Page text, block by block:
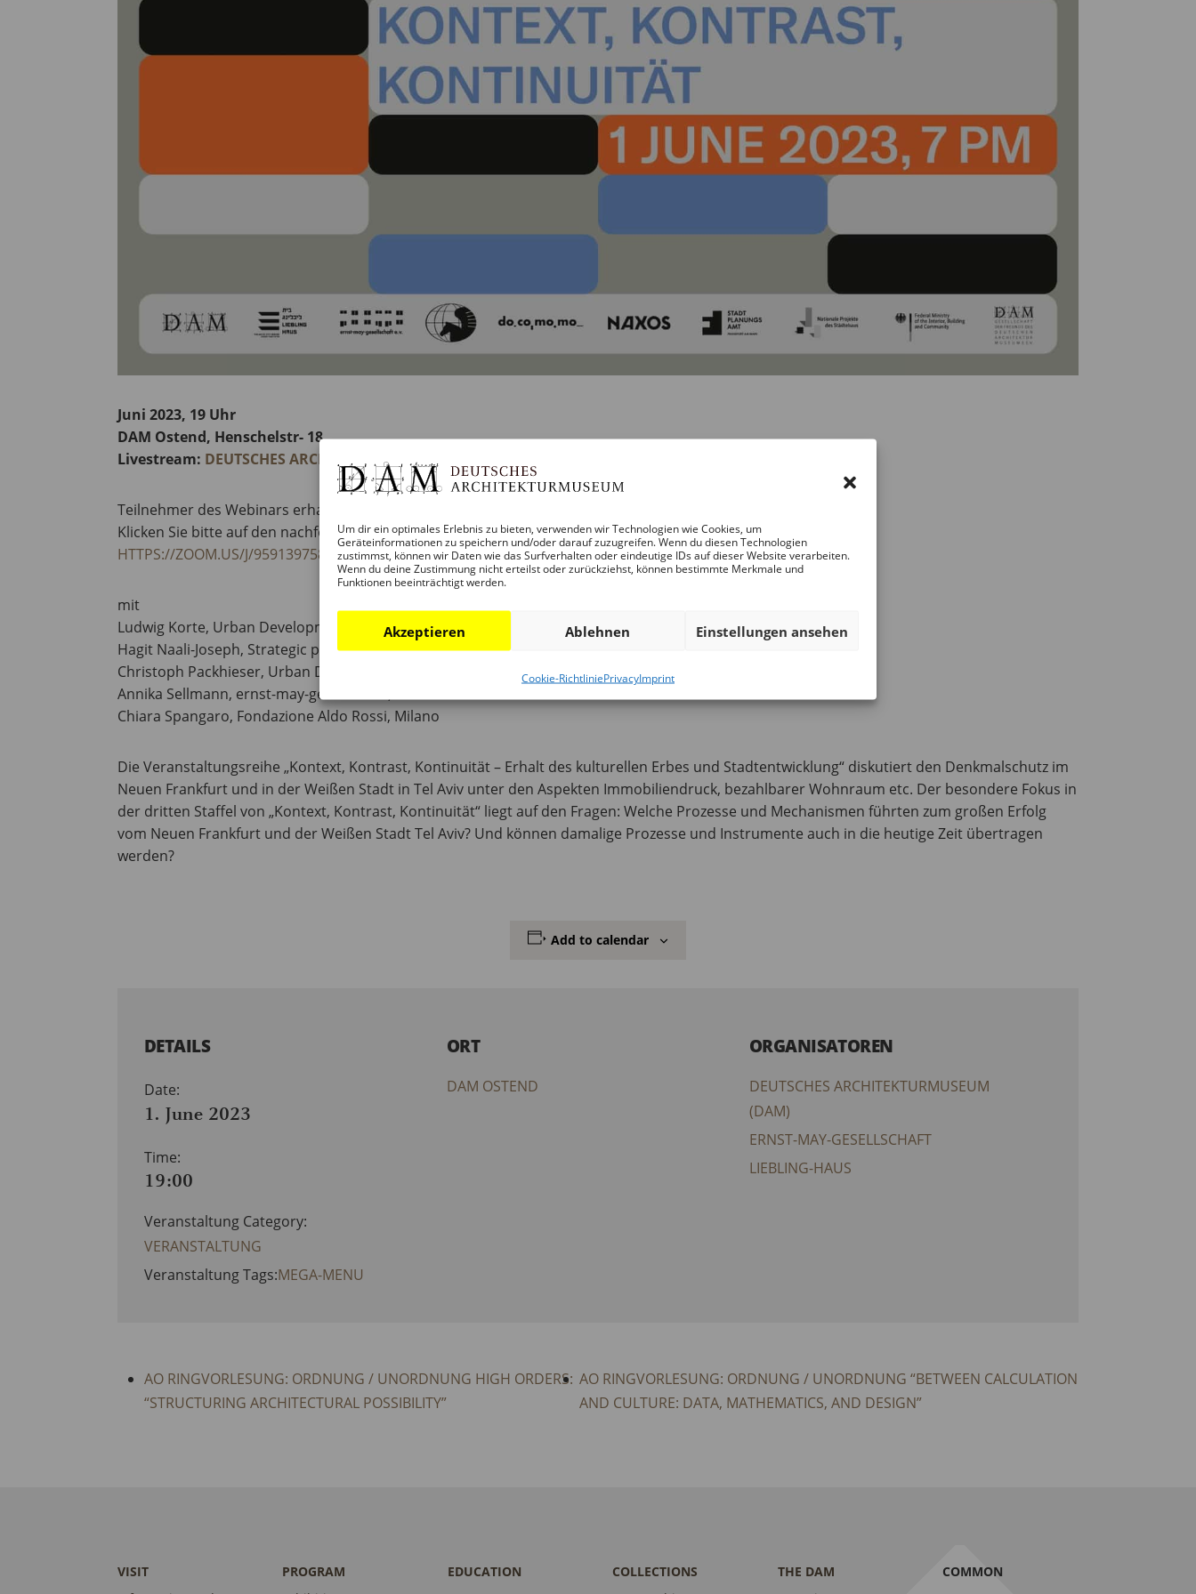
Um dir ein optimales Erlebnis zu bieten, verwenden wir Technologien wie Cookies, um
Geräteinformationen zu speichern und/oder darauf zuzugreifen. Wenn du diesen Technologien
zustimmst, können wir Daten wie das Surfverhalten oder eindeutige IDs auf dieser Website verarbeiten.
Wenn du deine Zustimmung nicht erteilst oder zurückziehst, können bestimmte Merkmale und
Funktionen beeinträchtigt werden.
Akzeptieren Ablehnen Einstellungen ansehen
Cookie-RichtliniePrivacyImprint
Juni 2023, 19 Uhr
DAM Ostend, Henschelstr- 18
Livestream: DEUTSCHES ARCHITEKTURMUSEUM DAM – YOUTUBE
Teilnehmer des Webinars erhalten AKH-Punkte.
Klicken Sie bitte auf den nachfolgenden Link, um am Webinar teilzunehmen:
HTTPS://ZOOM.US/J/95913975803
mit
Ludwig Korte, Urban Development Department, Frankfurt am Main
Hagit Naali-Joseph, Strategic planning Municipality, Tel-Aviv Yafo
Christoph Packhieser, Urban Development Department, Frankfurt am Main
Annika Sellmann, ernst-may-gesellschaft, Frankfurt am Main
Chiara Spangaro, Fondazione Aldo Rossi, Milano
Die Veranstaltungsreihe „Kontext, Kontrast, Kontinuität – Erhalt des kulturellen Erbes und Stadtentwicklung“ diskutiert den Denkmalschutz im
Neuen Frankfurt und in der Weißen Stadt in Tel Aviv unter den Aspekten Immobiliendruck, bezahlbarer Wohnraum etc. Der besondere Fokus in
der dritten Staffel von „Kontext, Kontrast, Kontinuität“ liegt auf den Fragen: Welche Prozesse und Mechanismen führten zum großen Erfolg
vom Neuen Frankfurt und der Weißen Stadt Tel Aviv? Und können damalige Prozesse und Instrumente auch in die heutige Zeit übertragen
werden?
Add to calendar
DETAILS
Date:
1. June 2023
Time:
19:00
Veranstaltung Category:
VERANSTALTUNG
Veranstaltung Tags:MEGA-MENU
ORT
DAM OSTEND
ORGANISATOREN
DEUTSCHES ARCHITEKTURMUSEUM
(DAM)
ERNST-MAY-GESELLSCHAFT
LIEBLING-HAUS
AO RINGVORLESUNG: ORDNUNG / UNORDNUNG HIGH ORDERS:
“STRUCTURING ARCHITECTURAL POSSIBILITY”
AO RINGVORLESUNG: ORDNUNG / UNORDNUNG “BETWEEN CALCULATION
AND CULTURE: DATA, MATHEMATICS, AND DESIGN”
VISIT
PROGRAM
EDUCATION
COLLECTIONS
THE DAM
COMMON